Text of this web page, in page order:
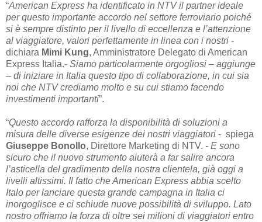
“American Express ha identificato in NTV il partner ideale
per questo importante accordo nel settore ferroviario poiché
si è sempre distinto per il livello di eccellenza e l’attenzione
al viaggiatore, valori perfettamente in linea con i nostri -
dichiara Mimi Kung, Amministratore Delegato di American
Express Italia.- Siamo particolarmente orgogliosi – aggiunge
– di iniziare in Italia questo tipo di collaborazione, in cui sia
noi che NTV crediamo molto e su cui stiamo facendo
investimenti importanti”.
“Questo accordo rafforza la disponibilità di soluzioni a
misura delle diverse esigenze dei nostri viaggiatori - spiega
Giuseppe Bonollo, Direttore Marketing di NTV. - E sono
sicuro che il nuovo strumento aiuterà a far salire ancora
l’asticella del gradimento della nostra clientela, già oggi a
livelli altissimi. Il fatto che American Express abbia scelto
Italo per lanciare questa grande campagna in Italia ci
inorgoglisce e ci schiude nuove possibilità di sviluppo. Lato
nostro offriamo la forza di oltre sei milioni di viaggiatori entro